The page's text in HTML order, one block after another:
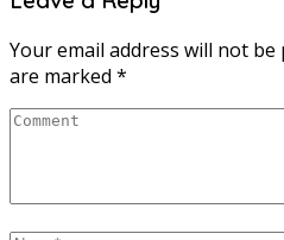
Your email address will not be
are marked *